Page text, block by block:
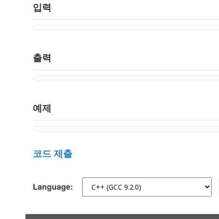
입력
출력
예제
코드 제출
Language: